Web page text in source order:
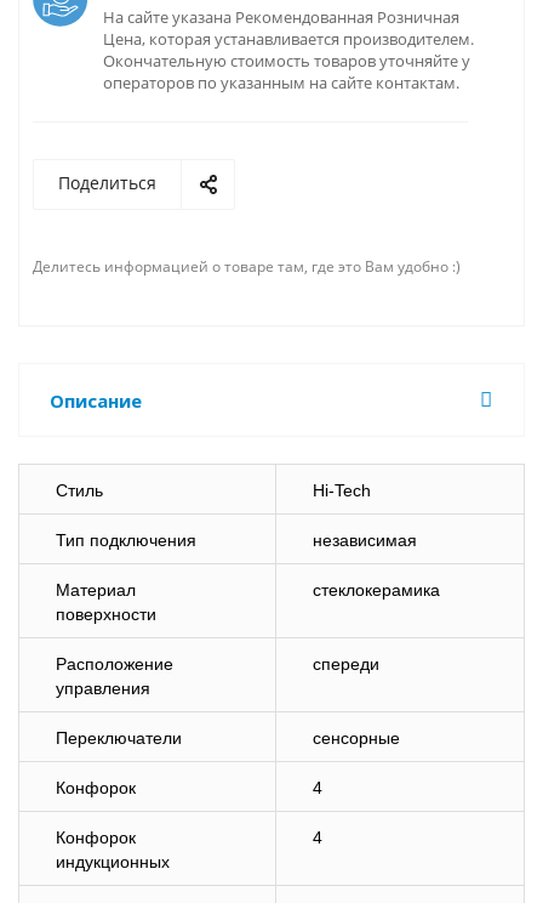
На сайте указана Рекомендованная Розничная
Цена, которая устанавливается производителем.
Окончательную стоимость товаров уточняйте у
операторов по указанным на сайте контактам.
Поделиться
Делитесь информацией о товаре там, где это Вам удобно :)
Описание
Стиль Hi-Tech
Тип подключения независимая
Материал
поверхности
стеклокерамика
Расположение
управления
спереди
Переключатели сенсорные
Конфорок 4
Конфорок
индукционных
4